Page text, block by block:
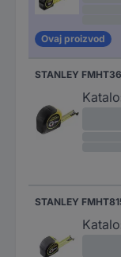
Ovaj proizvod
STANLEY
STANLEY